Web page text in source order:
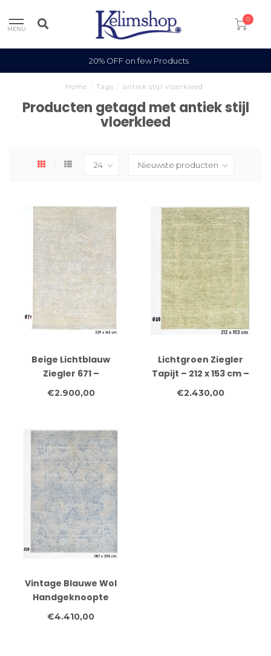
MENU
0
20% OFF on few Products
Home Tags antiek stijl vloerkleed
Producten getagd met antiek stijl
vloerkleed
Beige Lichtblauw
Ziegler 671 –
Handgeknoopt wollen
€2.900,00
Lichtgroen Ziegler
Tapijt – 212 x 153 cm –
Handgeknoopt van Wol
€2.430,00
Vintage Blauwe Wol
Handgeknoopte
Vloerkleed - 287 x 205
€4.410,00